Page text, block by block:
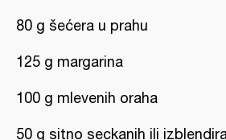
80 g šećera u prahu
125 g margarina
100 g mlevenih oraha
50 g sitno seckanih ili